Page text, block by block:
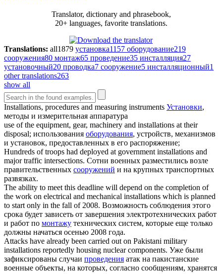
Translator, dictionary and phrasebook,
20+ languages, favorite translations.
Translations: all1879 установка1157 оборудование219
сооружения80 монтаж65 проведение35 инсталляция27
установочный20 проводка7 сооружение5 инсталляционный1
other translations263
show all
Installations, procedures and measuring instruments Установки,
методы и измерительная аппаратура
use of the equipment, gear, machinery and installations at their
disposal; использования оборудования, устройств, механизмов
и установок, предоставленных в его распоряжение;
Hundreds of troops had deployed at governmentinstallations and
major traffic intersections. Сотни военных разместились возле
правительственных сооружений и на крупных транспортных
развязках.
The ability to meet this deadline will depend on the completion of
the work on electrical and mechanical installations which is planned
to start only in the fall of 2008. Возможность соблюдения этого
срока будет зависеть от завершения электротехнических работ
и работ по монтажу технических систем, которые еще только
должны начаться осенью 2008 года.
Attacks have already been carried out on Pakistani military
installations reportedly housing nuclear components. Уже были
зафиксированы случаи проведения атак на пакистанские
военные объекты, на которых, согласно сообщениям, хранятся